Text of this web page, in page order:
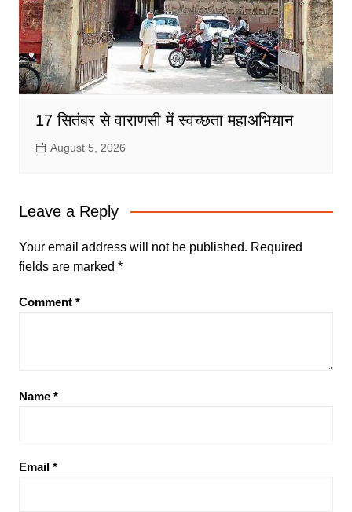
17 सितंबर से वाराणसी में स्वच्छता महाअभियान
August 5, 2026
Leave a Reply
Your email address will not be published. Required
fields are marked *
Comment *
Name *
Email *